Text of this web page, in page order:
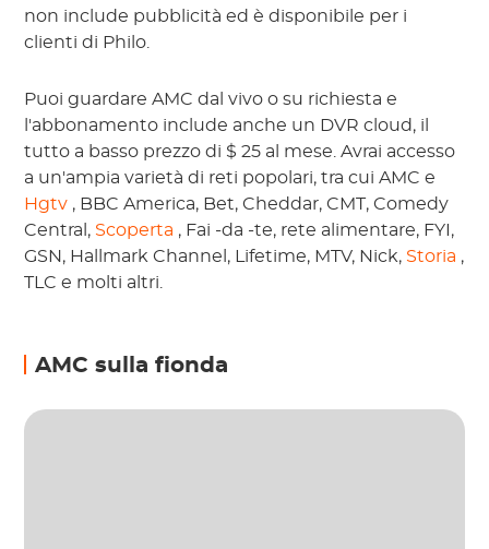
non include pubblicità ed è disponibile per i
clienti di Philo.
Puoi guardare AMC dal vivo o su richiesta e
l'abbonamento include anche un DVR cloud, il
tutto a basso prezzo di $ 25 al mese. Avrai accesso
a un'ampia varietà di reti popolari, tra cui AMC e
Hgtv , BBC America, Bet, Cheddar, CMT, Comedy
Central, Scoperta , Fai -da -te, rete alimentare, FYI,
GSN, Hallmark Channel, Lifetime, MTV, Nick, Storia ,
TLC e molti altri.
AMC sulla fionda